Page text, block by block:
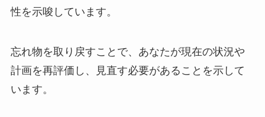
性を示唆しています。
忘れ物を取り戻すことで、あなたが現在の状況や
計画を再評価し、見直す必要があることを示して
います。